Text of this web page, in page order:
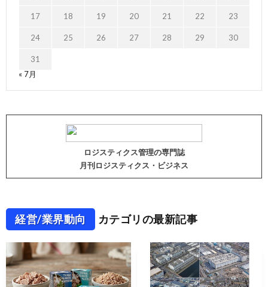
17 18 19 20 21 22 23
24 25 26 27 28 29 30
31
« 7月
ロジスティクス管理の専門誌
月刊ロジスティクス・ビジネス
経営/業界動向 カテゴリの最新記事